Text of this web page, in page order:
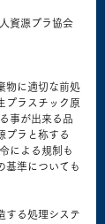
資源プラ協会
物に適切な前処
プラスチック原
事が出来る品
プラと称する
による規制も
基準についても
する処理システ